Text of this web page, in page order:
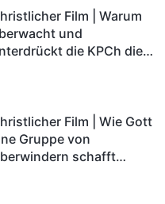
Film | Warum
und
die KPCh die
Film | Wie Gott
Gruppe von
schafft